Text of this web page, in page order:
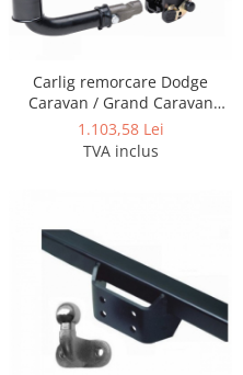
Carlig remorcare Dodge
Caravan / Grand Caravan
1995 - 2001 demontabil
automat cu maneta marca
1.103,58 Lei
TVA inclus